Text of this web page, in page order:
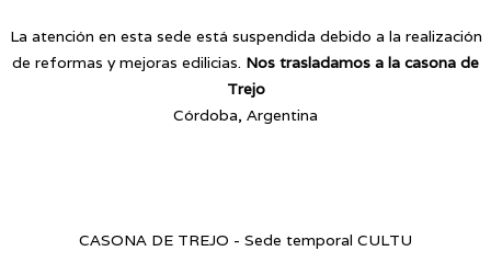
La atención en esta sede está suspendida debido a la realización
de reformas y mejoras edilicias. Nos trasladamos a la casona de
Trejo
Córdoba, Argentina
CASONA DE TREJO - Sede temporal CULTU